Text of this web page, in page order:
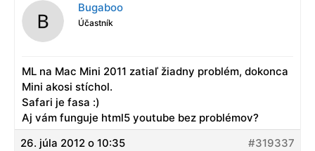
Bugaboo
Účastník
ML na Mac Mini 2011 zatiaľ žiadny problém, dokonca
Mini akosi stíchol.
Safari je fasa :)
Aj vám funguje html5 youtube bez problémov?
26. júla 2012 o 10:35
#319337